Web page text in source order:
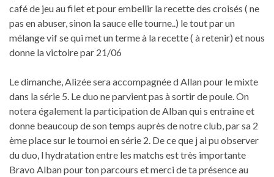
café de jeu au filet et pour embellir la recette des croisés ( ne
pas en abuser, sinon la sauce elle tourne..) le tout par un
mélange vif se qui met un terme à la recette ( à retenir) et nous
donne la victoire par 21/06
Le dimanche, Alizée sera accompagnée d Allan pour le mixte
dans la série 5. Le duo ne parvient pas à sortir de poule. On
notera également la participation de Alban qui s entraine et
donne beaucoup de son temps auprès de notre club, par sa 2
ème place sur le tournoi en série 2. De ce que j ai pu observer
du duo, l hydratation entre les matchs est très importante
Bravo Alban pour ton parcours et merci de ta présence au